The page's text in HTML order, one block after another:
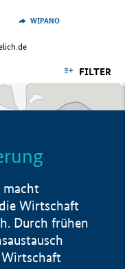
WIPANO
FILTER
macht
Wirtschaft
Durch frühen